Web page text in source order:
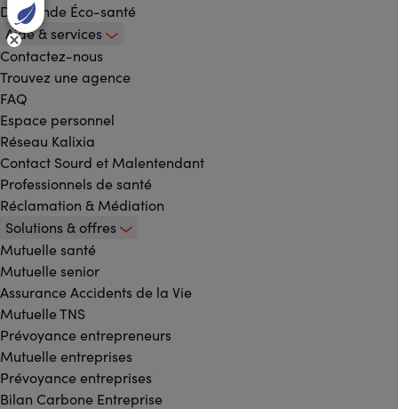
Dividende Éco-santé
Aide & services
Contactez-nous
Trouvez une agence
FAQ
Espace personnel
Réseau Kalixia
Contact Sourd et Malentendant
Professionnels de santé
Réclamation & Médiation
Solutions & offres
Mutuelle santé
Mutuelle senior
Assurance Accidents de la Vie
Mutuelle TNS
Prévoyance entrepreneurs
Mutuelle entreprises
Prévoyance entreprises
Bilan Carbone Entreprise